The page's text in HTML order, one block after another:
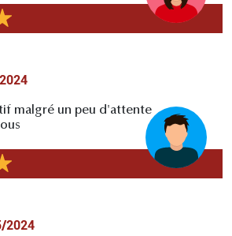
malgré un peu d'attente
2024